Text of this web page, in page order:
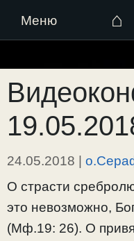
Меню ⌂
к
содержимому
24.05.2018 |
О страсти
это невозможно,
(Мф.19: 26). О